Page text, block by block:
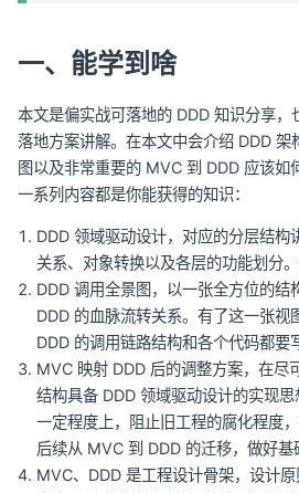
一、能学到啥
本文是偏实战可落地的 DDD 知识分享
落地方案讲解。在本文中会介绍 DDD 架
图以及非常重要的 MVC 到 DDD 应该如
一系列内容都是你能获得的知识：
DDD 领域驱动设计，对应的分层结构
关系、对象转换以及各层的功能划分
DDD 调用全景图，以一张全方位的结
DDD 的血脉流转关系。有了这一张视
DDD 的调用链路结构和各个代码都要
MVC 映射 DDD 后的调整方案，在尽
结构具备 DDD 领域驱动设计的实现
一定程度上，阻止旧工程的腐化程度
后续从 MVC 到 DDD 的迁移，做好基
MVC、DDD 是工程设计骨架，设计